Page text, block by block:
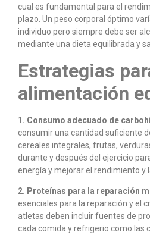
cual es fundamental para el
plazo. Un peso corporal óptimo
individuo pero siempre debe ser
mediante una dieta equilibrada y
Estrategias
alimentación
1. Consumo adecuado de
consumir una cantidad suficiente
cereales integrales, frutas,
durante y después del ejercicio
energía y mejorar el rendimiento y
2. Proteínas para la reparación
esenciales para la reparación y el
atletas deben incluir fuentes de
cada comida y refrigerio como las